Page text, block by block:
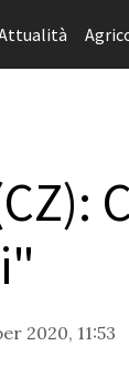
2020, 11:53